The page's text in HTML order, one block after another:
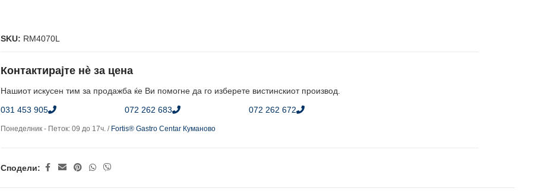
SKU: RM4070L
Контактирајте нè за цена
Нашиот искусен тим за продажба ќе Ви помогне да го изберете вистинскиот производ.
031 453 905
072 262 683 072 262 672
Понеделник - Петок: 09 до 17ч. / Fortis® Gastro Centar Куманово
Сподели: